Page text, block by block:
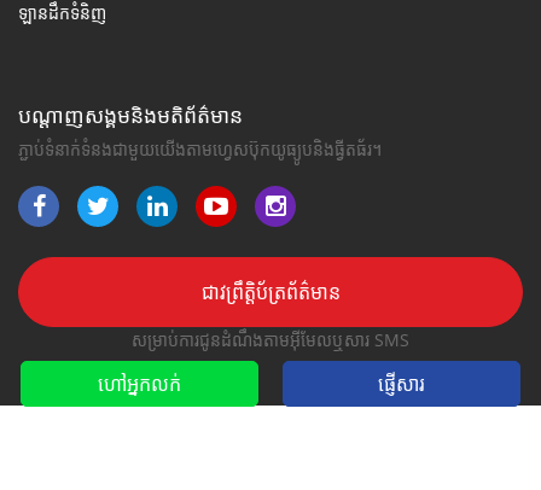
ហៅអ្នកលក់ ផ្ញើ​សារ
ឡានដឹកទំនិញ
បណ្តាញសង្គមនិងមតិព័ត៌មាន
ភ្ជាប់ទំនាក់ទំនងជាមួយយើងតាមហ្វេសប៊ុកយូធ្យូបនិងធ្វីតធ័រ។
ជាវព្រឹត្តិប័ត្រព័ត៌មាន
សម្រាប់ការជូនដំណឹងតាមអ៊ីមែលឬសារ SMS